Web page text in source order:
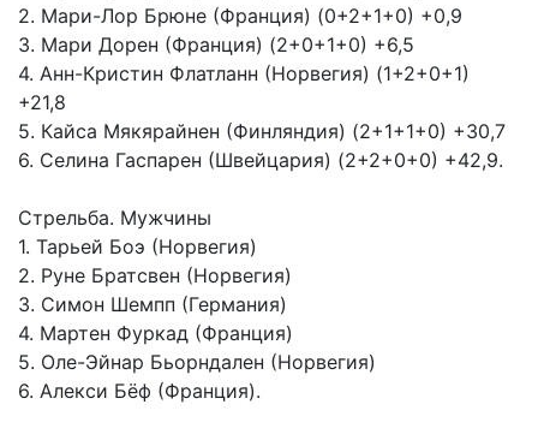
2. Мари-Лор Брюне (Франция) (0+2+1+0) +0,9
3. Мари Дорен (Франция) (2+0+1+0) +6,5
4. Анн-Кристин Флатланн (Норвегия) (1+2+0+1)
+21,8
5. Кайса Мякярайнен (Финляндия) (2+1+1+0) +30,7
6. Селина Гаспарен (Швейцария) (2+2+0+0) +42,9.
Стрельба. Мужчины
1. Тарьей Боэ (Норвегия)
2. Руне Братсвен (Норвегия)
3. Симон Шемпп (Германия)
4. Мартен Фуркад (Франция)
5. Оле-Эйнар Бьорндален (Норвегия)
6. Алекси Бёф (Франция).